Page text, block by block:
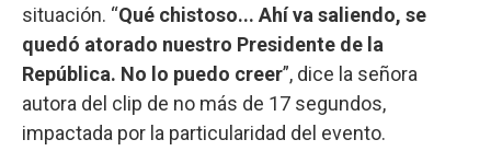
situación. “Qué chistoso... Ahí va saliendo, se
quedó atorado nuestro Presidente de la
República. No lo puedo creer”, dice la señora
autora del clip de no más de 17 segundos,
impactada por la particularidad del evento.